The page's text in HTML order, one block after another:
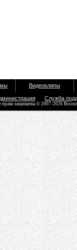
Видеоклипы
Служба
права защищены © 2007-2026